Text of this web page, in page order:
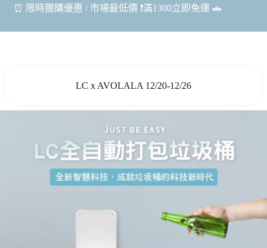
⏰ 限時團購優惠 / 市場最低價 ❗️滿1300立即免運 🚗
LC x AVOLALA 12/20-12/26